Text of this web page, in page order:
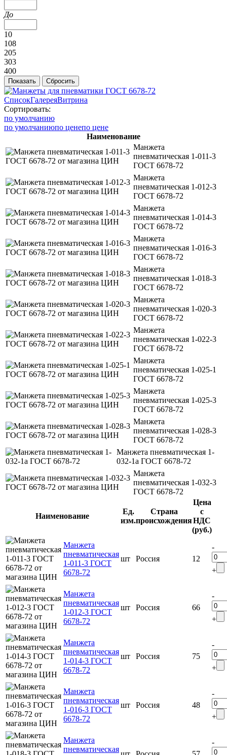
До
10
108
205
303
400
СписокГалереяВитрина
Сортировать:
по умолчанию
по умолчаниюпо ценепо цене
Наименование
Манжета
пневматическая 1-011-3
ГОСТ 6678-72
Манжета
пневматическая 1-012-3
ГОСТ 6678-72
Манжета
пневматическая 1-014-3
ГОСТ 6678-72
Манжета
пневматическая 1-016-3
ГОСТ 6678-72
Манжета
пневматическая 1-018-3
ГОСТ 6678-72
Манжета
пневматическая 1-020-3
ГОСТ 6678-72
Манжета
пневматическая 1-022-3
ГОСТ 6678-72
Манжета
пневматическая 1-025-1
ГОСТ 6678-72
Манжета
пневматическая 1-025-3
ГОСТ 6678-72
Манжета
пневматическая 1-028-3
ГОСТ 6678-72
Манжета пневматическая 1-
032-1а ГОСТ 6678-72
Манжета
пневматическая 1-032-3
ГОСТ 6678-72
Наименование
Ед.
изм.
Страна
происхождения
Цена
с
НДС
(руб.)
Манжета
пневматическая
1-011-3 ГОСТ
6678-72
шт Россия 12
-
+
Манжета
пневматическая
1-012-3 ГОСТ
6678-72
шт Россия 66
-
+
Манжета
пневматическая
1-014-3 ГОСТ
6678-72
шт Россия 75
-
+
Манжета
пневматическая
1-016-3 ГОСТ
6678-72
шт Россия 48
-
+
Манжета
пневматическая
-